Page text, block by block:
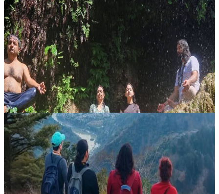
Ritiro di yoga nascosto a Rishikesh di 7 giorni
Lasciati guidare nel lato più silenzioso di Rishikesh con un ritiro di 7
giorni pensato per chi desidera quiete, ispirazione e una connessione
più profonda con lo stile di vita yogico. Immerso ai pied...
380,00 USD
12 agosto 2026 09:30
Rishikesh, India
Ritiro Yoga dell’Anima di 10 Giorni
Nel cuore spirituale di Rishikesh, questo ritiro di 10 giorni e 9 notti
propone un percorso rigenerante verso il silenzio interiore,
l’introspezione e il rinnovamento. Avvolti dalla quiete dell’Himala...